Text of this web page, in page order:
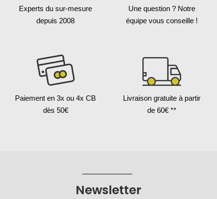
Experts du sur-mesure
depuis 2008
Une question ? Notre
équipe vous conseille !
Paiement en 3x ou 4x CB
dès 50€
Livraison gratuite à partir
de 60€ **
Newsletter